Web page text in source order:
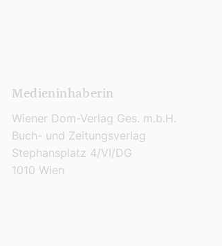
Medieninhaberin
Wiener Dom-Verlag Ges. m.b.H.
Buch- und Zeitungsverlag
Stephansplatz 4/VI/DG
1010 Wien